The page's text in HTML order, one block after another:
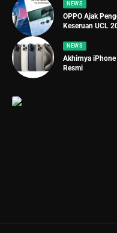
NEWS
OPPO Ajak
Keseruan UCL
NEWS
Akhirnya iPhone
Resmi